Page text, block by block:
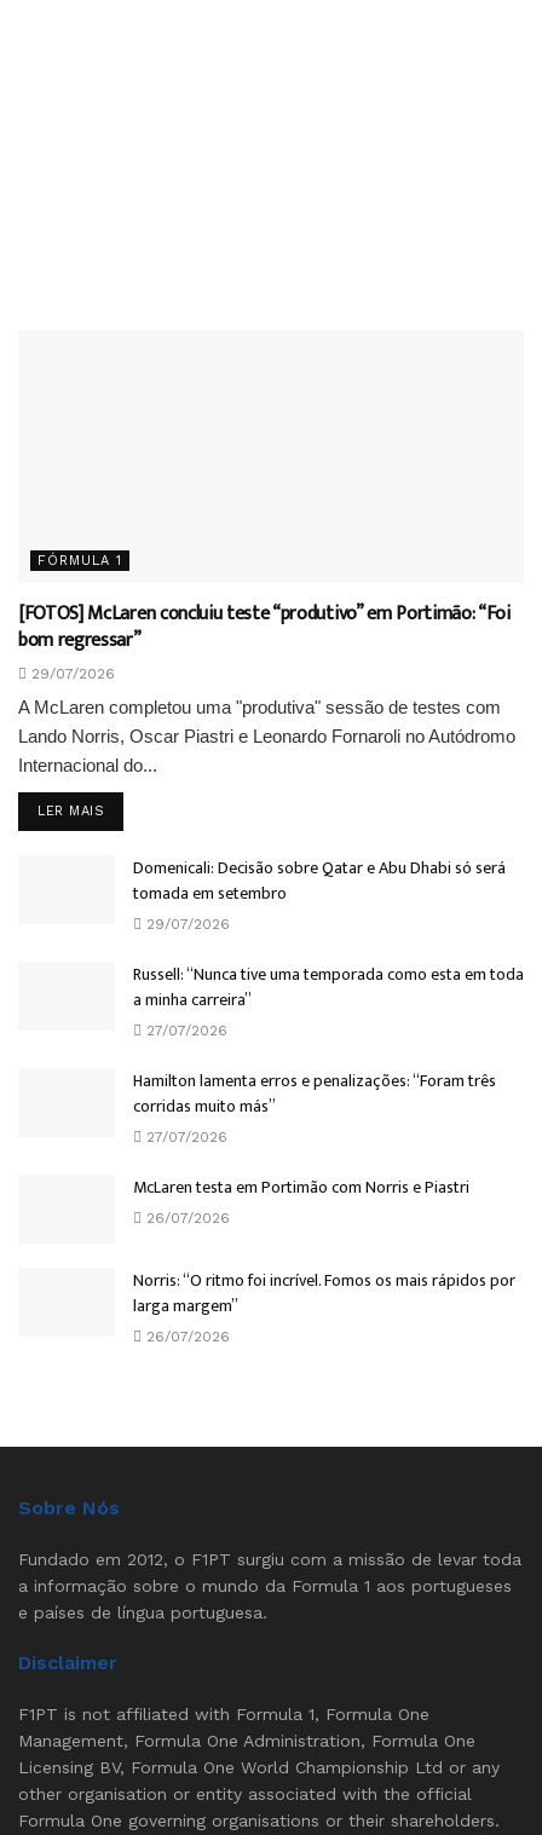
FÓRMULA 1
[FOTOS] McLaren concluiu teste “produtivo” em Portimão: “Foi
bom regressar”
29/07/2026
A McLaren completou uma "produtiva" sessão de testes com
Lando Norris, Oscar Piastri e Leonardo Fornaroli no Autódromo
Internacional do...
LER MAIS
Domenicali: Decisão sobre Qatar e Abu Dhabi só será
tomada em setembro
29/07/2026
Russell: “Nunca tive uma temporada como esta em toda
a minha carreira”
27/07/2026
Hamilton lamenta erros e penalizações: “Foram três
corridas muito más”
27/07/2026
McLaren testa em Portimão com Norris e Piastri
26/07/2026
Norris: “O ritmo foi incrível. Fomos os mais rápidos por
larga margem”
26/07/2026
Sobre Nós
Fundado em 2012, o F1PT surgiu com a missão de levar toda
a informação sobre o mundo da Formula 1 aos portugueses
e países de língua portuguesa.
Disclaimer
F1PT is not affiliated with Formula 1, Formula One
Management, Formula One Administration, Formula One
Licensing BV, Formula One World Championship Ltd or any
other organisation or entity associated with the official
Formula One governing organisations or their shareholders.